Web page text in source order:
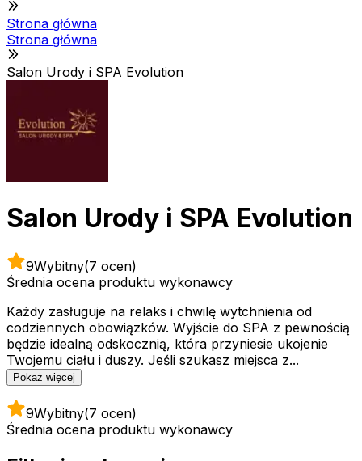
Strona główna
Strona główna
Salon Urody i SPA Evolution
Salon Urody i SPA Evolution
9Wybitny(7 ocen)
Średnia ocena produktu wykonawcy
Każdy zasługuje na relaks i chwilę wytchnienia od
codziennych obowiązków. Wyjście do SPA z pewnością
będzie idealną odskocznią, która przyniesie ukojenie
Twojemu ciału i duszy. Jeśli szukasz miejsca z...
Pokaż więcej
9Wybitny(7 ocen)
Średnia ocena produktu wykonawcy